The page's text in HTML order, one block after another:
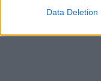
Data Deletion